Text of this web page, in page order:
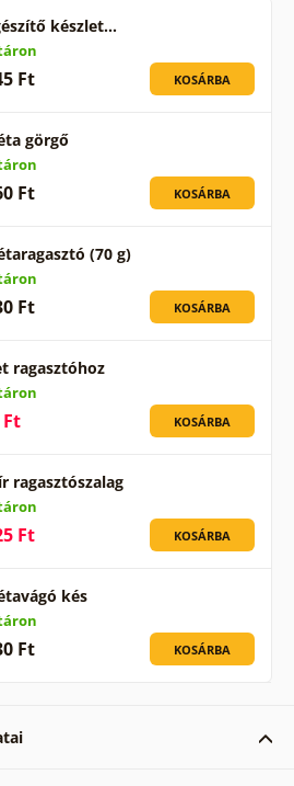
készlet…
Ft KOSÁRBA
görgő
Ft KOSÁRBA
(70 g)
Ft KOSÁRBA
ragasztóhoz
Ft KOSÁRBA
ragasztószalag
Ft KOSÁRBA
kés
Ft KOSÁRBA